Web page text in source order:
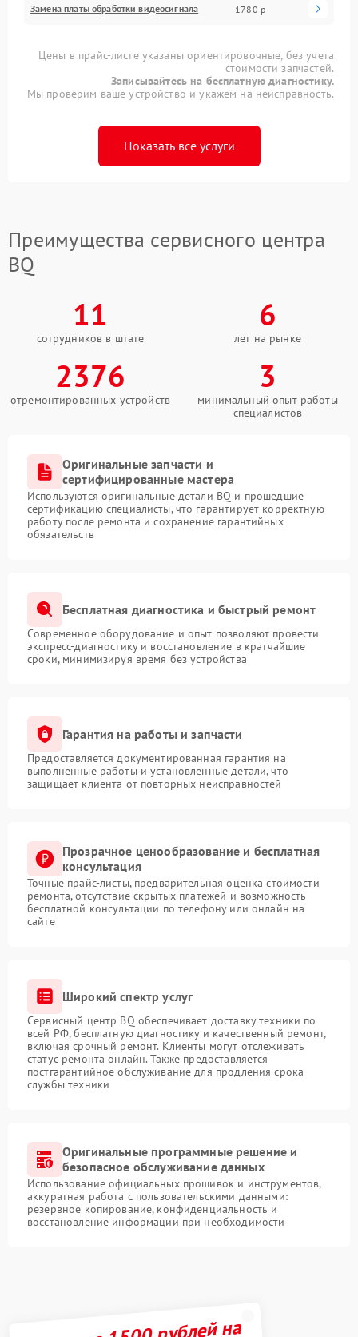
Замена платы обработки видеосигнала 1780 р
Цены в прайс-листе указаны ориентировочные, без учета
стоимости запчастей.
Записывайтесь на бесплатную диагностику.
Мы проверим ваше устройство и укажем на неисправность.
Показать все услуги
Преимущества сервисного центра
BQ
11
сотрудников в штате
6
лет на рынке
2376
отремонтированных устройств
3
минимальный опыт работы
специалистов
Оригинальные запчасти и
сертифицированные мастера
Используются оригинальные детали BQ и прошедшие
сертификацию специалисты, что гарантирует корректную
работу после ремонта и сохранение гарантийных
обязательств
Бесплатная диагностика и быстрый ремонт
Современное оборудование и опыт позволяют провести
экспресс-диагностику и восстановление в кратчайшие
сроки, минимизируя время без устройства
Гарантия на работы и запчасти
Предоставляется документированная гарантия на
выполненные работы и установленные детали, что
защищает клиента от повторных неисправностей
Прозрачное ценообразование и бесплатная
консультация
Точные прайс-листы, предварительная оценка стоимости
ремонта, отсутствие скрытых платежей и возможность
бесплатной консультации по телефону или онлайн на
сайте
Широкий спектр услуг
Сервисный центр BQ обеспечивает доставку техники по
всей РФ, бесплатную диагностику и качественный ремонт,
включая срочный ремонт. Клиенты могут отслеживать
статус ремонта онлайн. Также предоставляется
постгарантийное обслуживание для продления срока
службы техники
Оригинальные программные решение и
безопасное обслуживание данных
Использование официальных прошивок и инструментов,
аккуратная работа с пользовательскими данными:
резервное копирование, конфиденциальность и
восстановление информации при необходимости